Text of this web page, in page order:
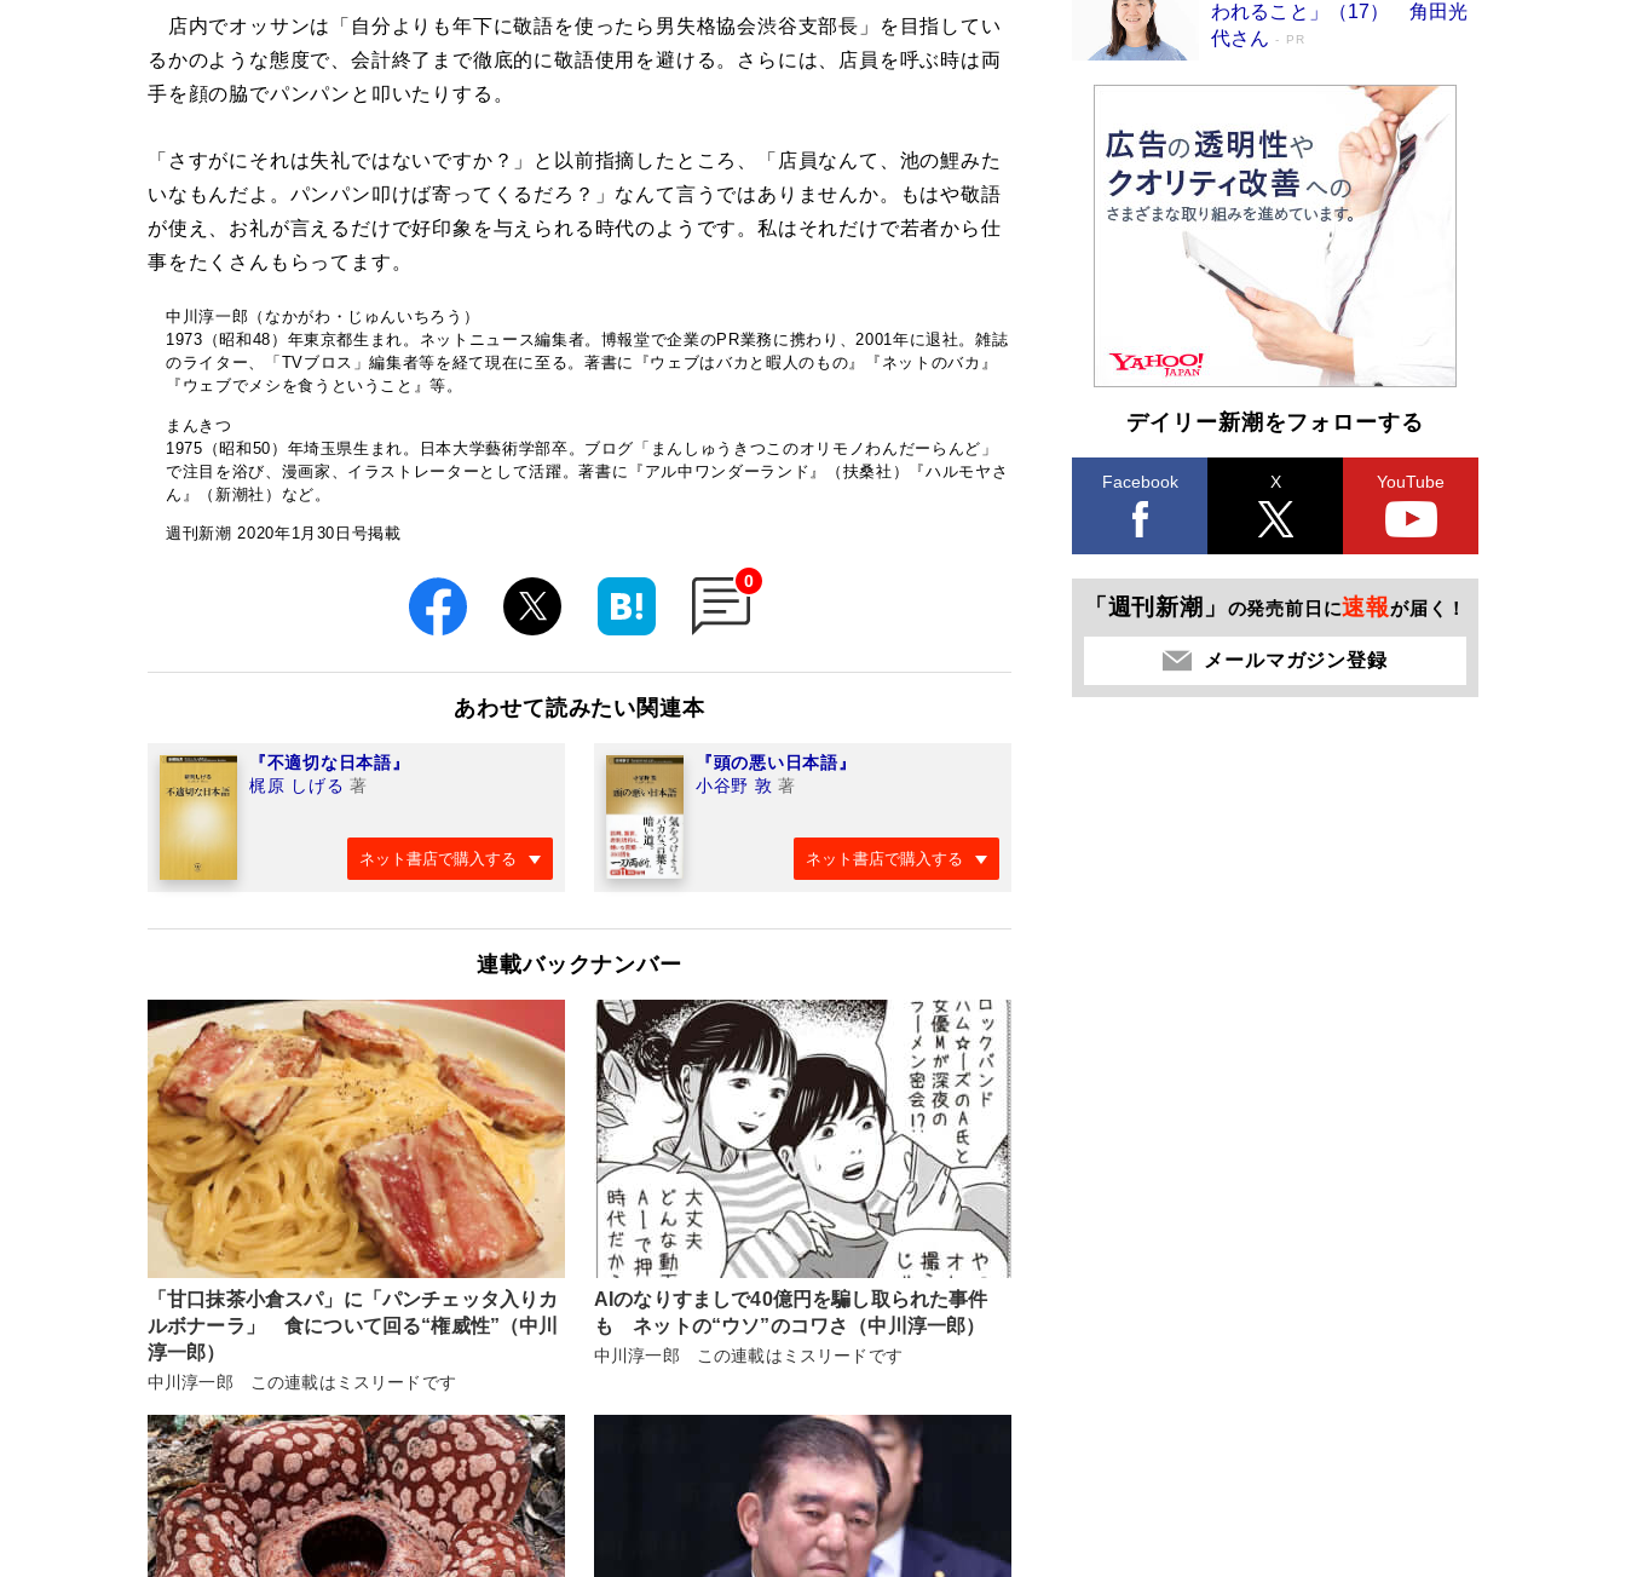
店内でオッサンは「自分よりも年下に敬語を使ったら男失格協会渋谷支部長」を目指してい
るかのような態度で、会計終了まで徹底的に敬語使用を避ける。さらには、店員を呼ぶ時は両
手を顔の脇でパンパンと叩いたりする。
「さすがにそれは失礼ではないですか？」と以前指摘したところ、「店員なんて、池の鯉みた
いなもんだよ。パンパン叩けば寄ってくるだろ？」なんて言うではありませんか。もはや敬語
が使え、お礼が言えるだけで好印象を与えられる時代のようです。私はそれだけで若者から仕
事をたくさんもらってます。
中川淳一郎（なかがわ・じゅんいちろう）
1973（昭和48）年東京都生まれ。ネットニュース編集者。博報堂で企業のPR業務に携わり、2001年に退社。雑誌
のライター、「TVブロス」編集者等を経て現在に至る。著書に『ウェブはバカと暇人のもの』『ネットのバカ』
『ウェブでメシを食うということ』等。
まんきつ
1975（昭和50）年埼玉県生まれ。日本大学藝術学部卒。ブログ「まんしゅうきつこのオリモノわんだーらんど」
で注目を浴び、漫画家、イラストレーターとして活躍。著書に『アル中ワンダーランド』（扶桑社）『ハルモヤさ
ん』（新潮社）など。
週刊新潮 2020年1月30日号掲載
0
あわせて読みたい関連本
『不適切な日本語』
梶原 しげる 著
ネット書店で購入する
『頭の悪い日本語』
小谷野 敦 著
ネット書店で購入する
連載バックナンバー
「甘口抹茶小倉スパ」に「パンチェッタ入りカ
ルボナーラ」 食について回る“権威性”（中川
淳一郎）
中川淳一郎 この連載はミスリードです
AIのなりすましで40億円を騙し取られた事件
も ネットの“ウソ”のコワさ（中川淳一郎）
中川淳一郎 この連載はミスリードです
われること」（17） 角田光
代さん
PR
デイリー新潮をフォローする
Facebook X YouTube
「週刊新潮」 の発売前日に速報が届く！
メールマガジン登録